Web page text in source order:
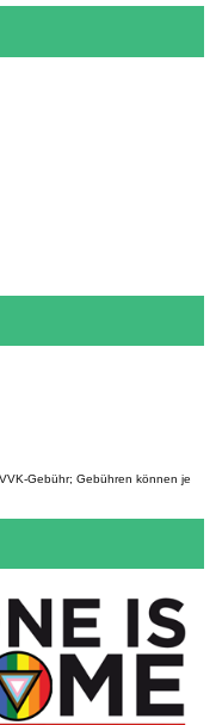
Gebühr; Gebühren können je